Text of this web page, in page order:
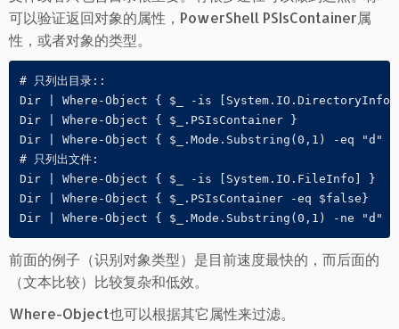
可以验证返回对象的属性，PowerShell PSIsContainer属
性，或者对象的类型。
# 只列出目录::
Dir | Where-Object { $_ -is
Dir | Where-Object { $_.PSIsContainer }
Dir | Where-Object { $_.Mode.Substring(0,1) -eq "d" }
# 只列出文件:
Dir | Where-Object { $_ -is [System.IO.FileInfo] }
Dir | Where-Object { $_.PSIsContainer -eq $false}
Dir | Where-Object { $_.Mode.Substring(0,1) -ne "d" }
前面的例子（识别对象类型）是目前速度最快的，而后面的
（文本比较）比较复杂和低效。
Where-Object也可以根据其它属性来过滤。